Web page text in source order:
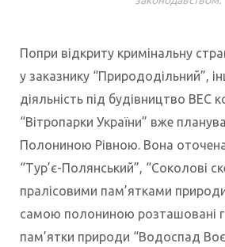
Попри відкриту кримінальну
у заказнику “Природодільний”,
діяльність під будівництво ВЕС
“Вітропарки України” вже
Полониною Рівною. Вона
“Тур’є-Полянський”, “Соколові
пралісовими пам’ятками природи
самою полониною розташовані
пам’ятки природи “Водоспад